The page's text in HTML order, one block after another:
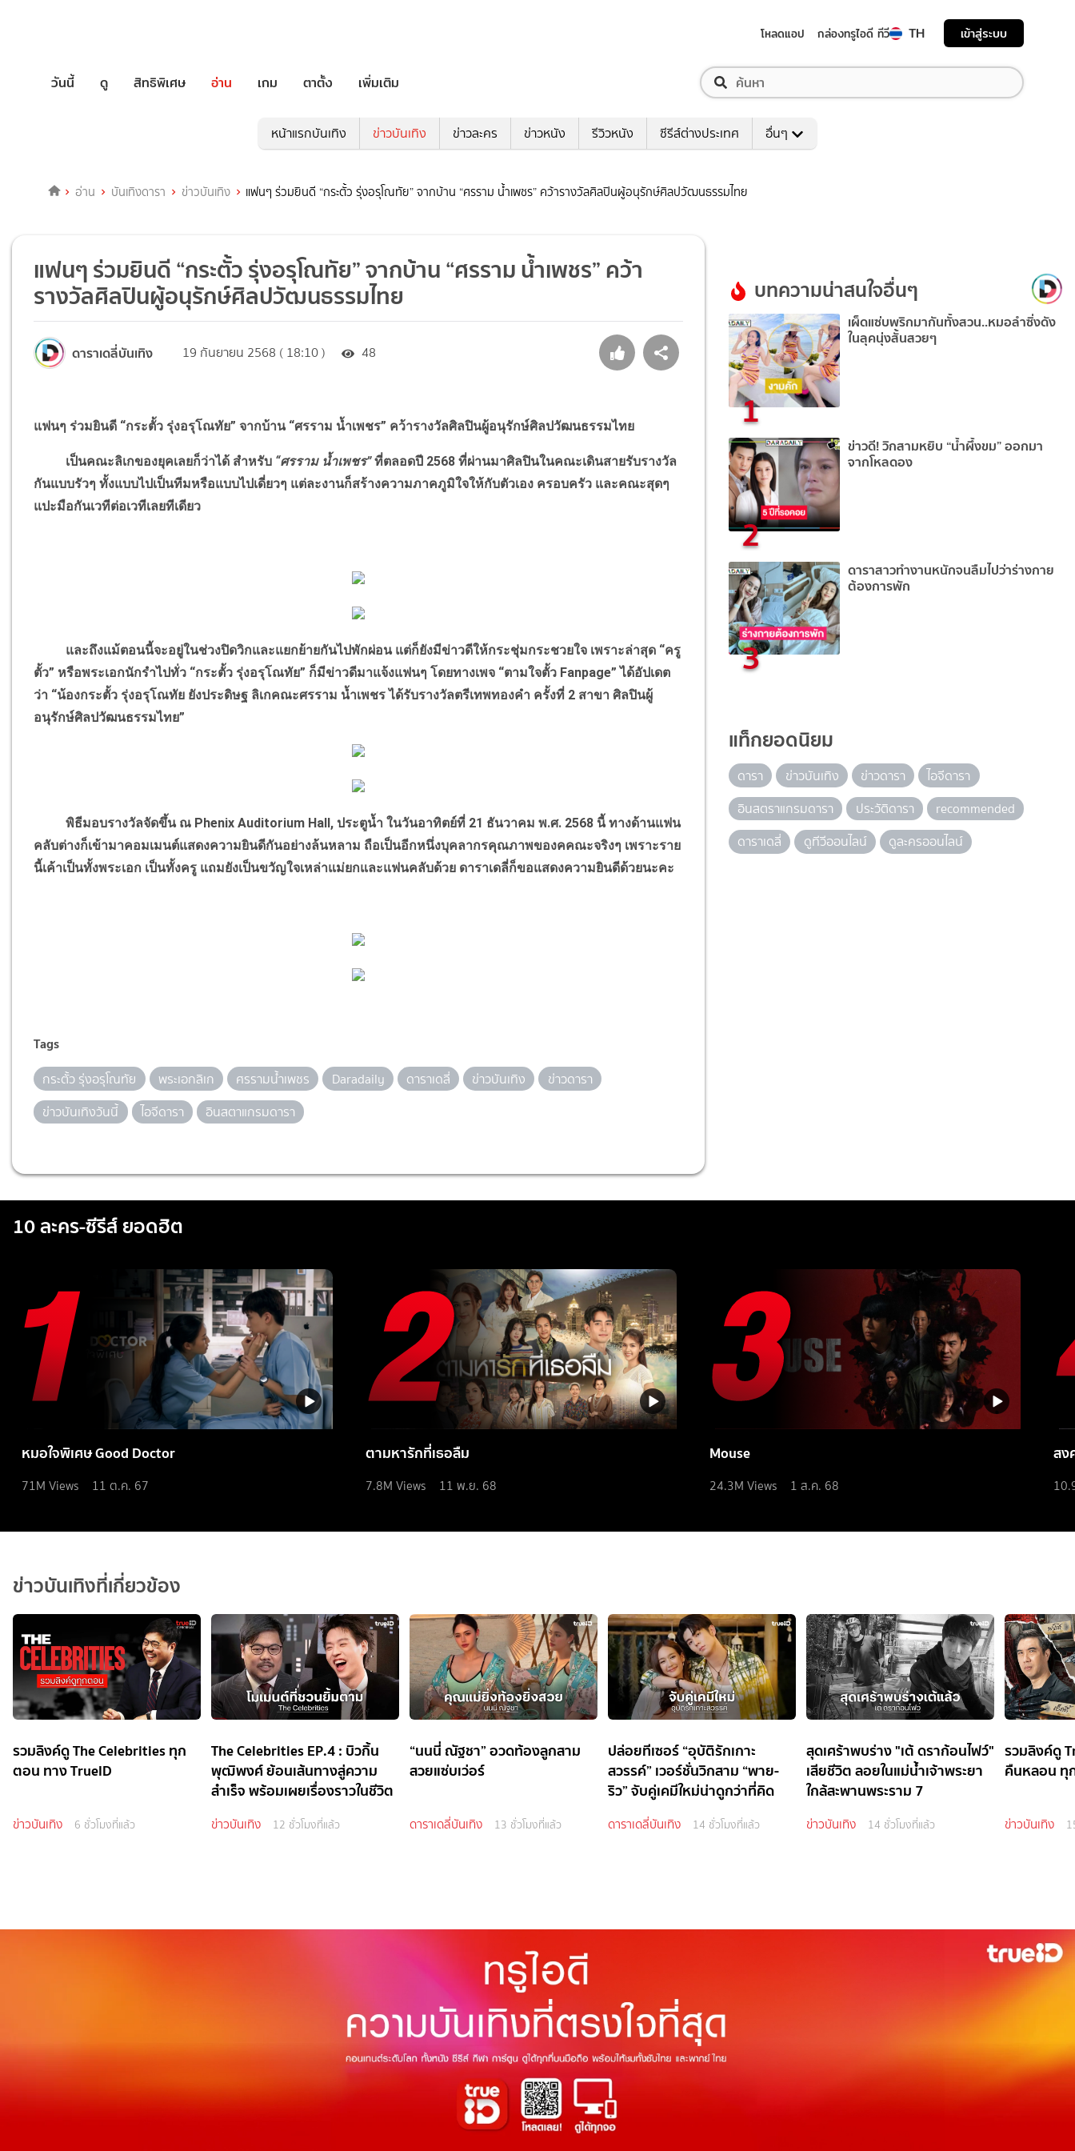
โหลดแอป กล่องทรูไอดี ทีวี TH เข้าสู่ระบบ
วันนี้ ดู สิทธิพิเศษ อ่าน เกม ตาตั้ง เพิ่มเติม
หน้าแรกบันเทิง ข่าวบันเทิง ข่าวละคร ข่าวหนัง รีวิวหนัง ซีรีส์ต่างประเทศ อื่นๆ
อ่าน บันเทิงดารา ข่าวบันเทิง แฟนๆ ร่วมยินดี “กระตั้ว รุ่งอรุโณทัย” จากบ้าน “ศรราม น้ำเพชร” คว้ารางวัลศิลปินผู้อนุรักษ์ศิลปวัฒนธรรมไทย
แฟนๆ ร่วมยินดี “กระตั้ว รุ่งอรุโณทัย” จากบ้าน “ศรราม น้ำเพชร” คว้า
รางวัลศิลปินผู้อนุรักษ์ศิลปวัฒนธรรมไทย
ดาราเดลี่บันเทิง 19 กันยายน 2568 ( 18:10 ) 48
แฟนๆ ร่วมยินดี “กระตั้ว รุ่งอรุโณทัย” จากบ้าน “ศรราม น้ำเพชร” คว้ารางวัลศิลปินผู้อนุรักษ์ศิลปวัฒนธรรมไทย
เป็นคณะลิเกของยุคเลยก็ว่าได้ สำหรับ “ศรราม น้ำเพชร”ที่ตลอดปี 2568 ที่ผ่านมาศิลปินในคณะเดินสายรับรางวัล
กันแบบรัวๆ ทั้งแบบไปเป็นทีมหรือแบบไปเดี่ยวๆ แต่ละงานก็สร้างความภาคภูมิใจให้กับตัวเอง ครอบครัว และคณะสุดๆ
แปะมือกันเวทีต่อเวทีเลยทีเดียว
และถึงแม้ตอนนี้จะอยู่ในช่วงปิดวิกและแยกย้ายกันไปพักผ่อน แต่ก็ยังมีข่าวดีให้กระชุ่มกระชวยใจ เพราะล่าสุด “ครู
ตั้ว” หรือพระเอกนักรำไปทั่ว “กระตั้ว รุ่งอรุโณทัย” ก็มีข่าวดีมาแจ้งแฟนๆ โดยทางเพจ “ตามใจตั้ว Fanpage” ได้อัปเดต
ว่า “น้องกระตั้ว รุ่งอรุโณทัย ยังประดิษฐ ลิเกคณะศรราม น้ำเพชร ได้รับรางวัลตรีเทพทองคำ ครั้งที่ 2 สาขา ศิลปินผู้
อนุรักษ์ศิลปวัฒนธรรมไทย”
พิธีมอบรางวัลจัดขึ้น ณ Phenix Auditorium Hall, ประตูน้ำ ในวันอาทิตย์ที่ 21 ธันวาคม พ.ศ. 2568 นี้ ทางด้านแฟน
คลับต่างก็เข้ามาคอมเมนต์แสดงความยินดีกันอย่างล้นหลาม ถือเป็นอีกหนึ่งบุคลากรคุณภาพของคคณะจริงๆ เพราะราย
นี้เค้าเป็นทั้งพระเอก เป็นทั้งครู แถมยังเป็นขวัญใจเหล่าแม่ยกและแฟนคลับด้วย ดาราเดลี่ก็ขอแสดงความยินดีด้วยนะคะ
Tags
กระตั้ว รุ่งอรุโณทัย พระเอกลิเก ศรรามน้ำเพชร Daradaily ดาราเดลี่ ข่าวบันเทิง
ข่าวดารา
ข่าวบันเทิงวันนี้
ไอจีดารา อินสตาแกรมดารา
บทความน่าสนใจอื่นๆ
1
เผ็ดแซ่บพริกมากันทั้งสวน..หมอลำซิ่งดัง
ในลุคนุ่งสั้นสวยๆ
2
ข่าวดี! วิกสามหยิบ “น้ำผึ้งขม” ออกมา
จากโหลดอง
3
ดาราสาวทำงานหนักจนลืมไปว่าร่างกาย
ต้องการพัก
แท็กยอดนิยม
ดารา ข่าวบันเทิง ข่าวดารา
ไอจีดารา
อินสตราแกรมดารา
ประวัติดารา
recommended
ดาราเดลี่
ดูทีวีออนไลน์ ดูละครออนไลน์
10 ละคร-ซีรีส์ ยอดฮิต
หมอใจพิเศษ Good Doctor
71M Views 11 ต.ค. 67
ตามหารักที่เธอลืม
7.8M Views 11 พ.ย. 68
Mouse
24.3M Views 1 ส.ค. 68
สง
ข่าวบันเทิงที่เกี่ยวข้อง
รวมลิงค์ดู The Celebrities ทุก
ตอน ทาง TrueID
ข่าวบันเทิง 6 ชั่วโมงที่แล้ว
The Celebrities EP.4 : บิวกิ้น
พุฒิพงศ์ ย้อนเส้นทางสู่ความ
สำเร็จ พร้อมเผยเรื่องราวในชีวิต
ข่าวบันเทิง 12 ชั่วโมงที่แล้ว
“นนนี่ ณัฐชา” อวดท้องลูกสาม
สวยแซ่บเว่อร์
ดาราเดลี่บันเทิง 13 ชั่วโมงที่แล้ว
ปล่อยทีเซอร์ “อุบัติรักเกาะ
สวรรค์” เวอร์ชั่นวิกสาม “พาย-
ริว” จับคู่เคมีใหม่น่าดูกว่าที่คิด
ดาราเดลี่บันเทิง 14 ชั่วโมงที่แล้ว
สุดเศร้าพบร่าง "เต้ ดราก้อนไฟว์"
เสียชีวิต ลอยในแม่น้ำเจ้าพระยา
ใกล้สะพานพระราม 7
ข่าวบันเทิง 14 ชั่วโมงที่แล้ว
รวมลิงค์ดู
คืนหลอน ทุ
ข่าวบันเทิง